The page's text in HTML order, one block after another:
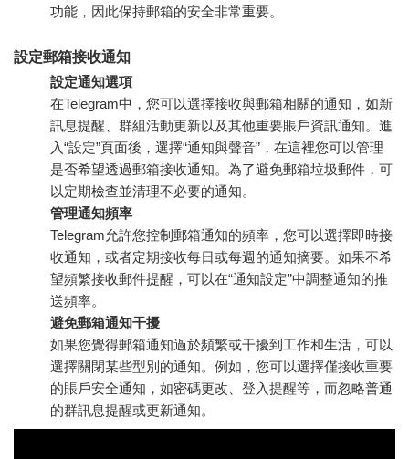
功能，因此保持郵箱的安全非常重要。
設定郵箱接收通知
設定通知選項
在Telegram中，您可以選擇接收與郵箱相關的通知，如新
訊息提醒、群組活動更新以及其他重要賬戶資訊通知。進
入“設定”頁面後，選擇“通知與聲音”，在這裡您可以管理
是否希望透過郵箱接收通知。為了避免郵箱垃圾郵件，可
以定期檢查並清理不必要的通知。
管理通知頻率
Telegram允許您控制郵箱通知的頻率，您可以選擇即時接
收通知，或者定期接收每日或每週的通知摘要。如果不希
望頻繁接收郵件提醒，可以在“通知設定”中調整通知的推
送頻率。
避免郵箱通知干擾
如果您覺得郵箱通知過於頻繁或干擾到工作和生活，可以
選擇關閉某些型別的通知。例如，您可以選擇僅接收重要
的賬戶安全通知，如密碼更改、登入提醒等，而忽略普通
的群訊息提醒或更新通知。